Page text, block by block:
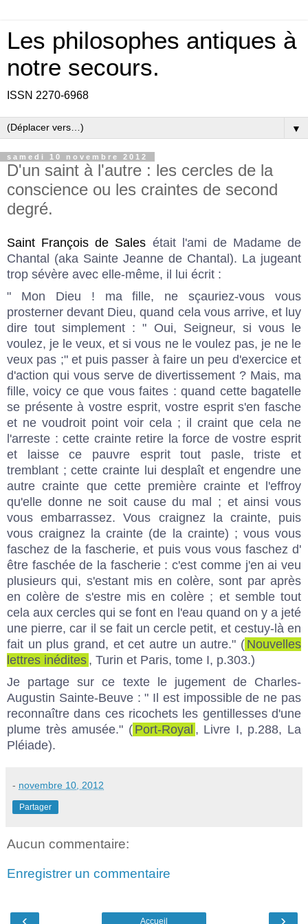
Les philosophes antiques à
notre secours.
ISSN 2270-6968
▼
samedi 10 novembre 2012
D'un saint à l'autre : les cercles de la
conscience ou les craintes de second
degré.
Saint François de Sales était l'ami de Madame de
Chantal (aka Sainte Jeanne de Chantal). La jugeant
trop sévère avec elle-même, il lui écrit :
" Mon Dieu ! ma fille, ne sçauriez-vous vous
prosterner devant Dieu, quand cela vous arrive, et luy
dire tout simplement : " Oui, Seigneur, si vous le
voulez, je le veux, et si vous ne le voulez pas, je ne le
veux pas ;" et puis passer à faire un peu d'exercice et
d'action qui vous serve de divertissement ? Mais, ma
fille, voicy ce que vous faites : quand cette bagatelle
se présente à vostre esprit, vostre esprit s'en fasche
et ne voudroit point voir cela ; il craint que cela ne
l'arreste : cette crainte retire la force de vostre esprit
et laisse ce pauvre esprit tout pasle, triste et
tremblant ; cette crainte lui desplaît et engendre une
autre crainte que cette première crainte et l'effroy
qu'elle donne ne soit cause du mal ; et ainsi vous
vous embarrassez. Vous craignez la crainte, puis
vous craignez la crainte (de la crainte) ; vous vous
faschez de la fascherie, et puis vous vous faschez d'
être faschée de la fascherie : c'est comme j'en ai veu
plusieurs qui, s'estant mis en colère, sont par après
en colère de s'estre mis en colère ; et semble tout
cela aux cercles qui se font en l'eau quand on y a jeté
une pierre, car il se fait un cercle petit, et cestuy-là en
fait un plus grand, et cet autre un autre." ( Nouvelles
lettres inédites , Turin et Paris, tome I, p.303.)
Je partage sur ce texte le jugement de Charles-
Augustin Sainte-Beuve : " Il est impossible de ne pas
reconnaître dans ces ricochets les gentillesses d'une
plume très amusée." ( Port-Royal , Livre I, p.288, La
Pléiade).
- novembre 10, 2012
Partager
Aucun commentaire:
Enregistrer un commentaire
‹ ›
Accueil